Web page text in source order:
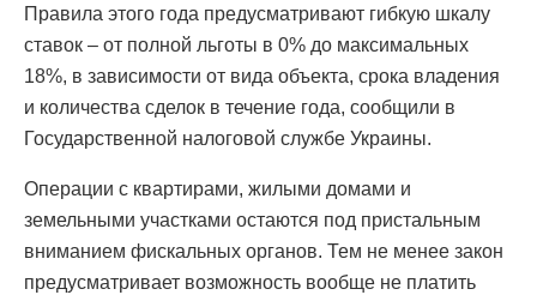
Правила этого года предусматривают гибкую шкалу
ставок – от полной льготы в 0% до максимальных
18%, в зависимости от вида объекта, срока владения
и количества сделок в течение года, сообщили в
Государственной налоговой службе Украины.
Операции с квартирами, жилыми домами и
земельными участками остаются под пристальным
вниманием фискальных органов. Тем не менее закон
предусматривает возможность вообще не платить